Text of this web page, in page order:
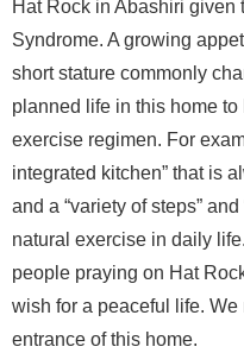
Hat Rock in Abashiri given
Syndrome. A growing
short stature commonly
planned life in this home
exercise regimen. For
integrated kitchen” that is
and a “variety of steps”
natural exercise in daily
people praying on Hat
wish for a peaceful life.
entrance of this home.